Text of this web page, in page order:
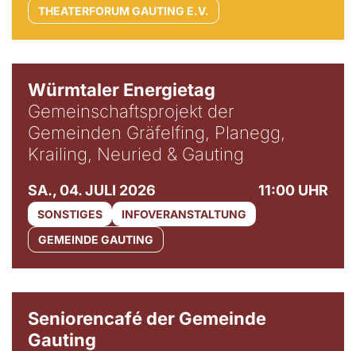
THEATERFORUM GAUTING E.V.
Würmtaler Energietag
Gemeinschaftsprojekt der
Gemeinden Gräfelfing, Planegg,
Krailing, Neuried & Gauting
SA., 04. JULI 2026 11:00 UHR
SONSTIGES
INFOVERANSTALTUNG
GEMEINDE GAUTING
Seniorencafé der Gemeinde
Gauting